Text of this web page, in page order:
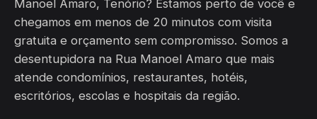
Manoel Amaro, Tenório? Estamos perto de você e
chegamos em menos de 20 minutos com visita
gratuita e orçamento sem compromisso. Somos a
desentupidora na Rua Manoel Amaro que mais
atende condomínios, restaurantes, hotéis,
escritórios, escolas e hospitais da região.